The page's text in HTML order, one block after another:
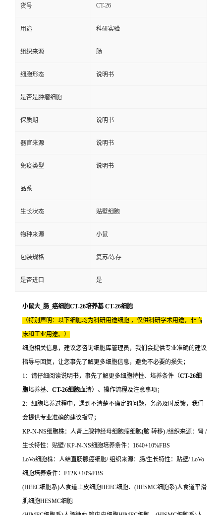
货号 CT-26
用途 科研实验
组织来源 肠
细胞形态 说明书
是否是肿瘤细胞
保质期 说明书
器官来源 说明书
免疫类型 说明书
品系
生长状态 贴壁细胞
物种来源 小鼠
包装规格 复苏/冻存
是否进口 是
小鼠大_肠_癌细胞CT-26培养基 CT-26细胞
（特别声明：以下细胞均为科研用途细胞 ，仅供科研学术用途，非临
床和工业用途。）
细胞相关信息，建议您咨询细胞库管理员，我们会提供专业准确的建议
指导与回复，让您事先了解更多细胞信息，避免不必要的损失；
1：请仔细阅读说明书，事先了解更多细胞特性、培养条件（CT-26细
胞培养基、 CT-26细胞血清）、操作流程及注意事项；
2：细胞培养过程中，遇到不清楚不确定的问题，务必及时反馈，我们
会提供专业准确的建议指导；
KP-N-NS细胞株：人肾上腺神经母细胞瘤细胞(脑 转移) /组织来源：肾 /
生长特性：贴壁/ KP-N-NS细胞培养条件：1640+10%FBS
LoVo细胞株：人结直肠腺癌细胞/ 组织来源：肠/生长特性：贴壁/ LoVo
细胞培养条件：F12K+10%FBS
(HEEC细胞系)人食道上皮细胞HEEC细胞、(HESMC细胞系)人食道平滑
肌细胞HESMC细胞